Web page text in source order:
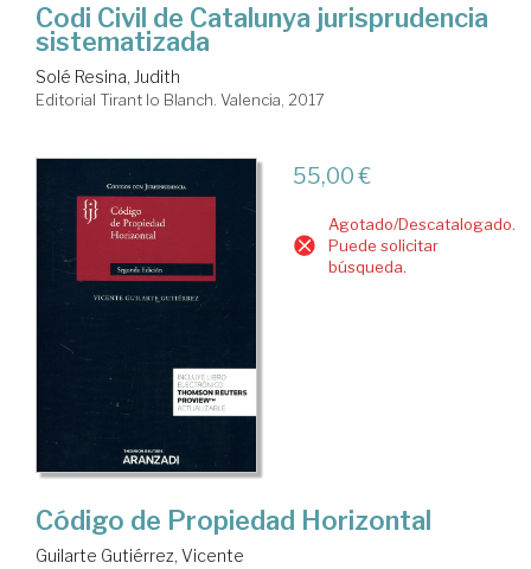
Codi Civil de Catalunya jurisprudencia
sistematizada
Solé Resina, Judith
Editorial Tirant lo Blanch. Valencia, 2017
55,00 €
Agotado/Descatalogado.
Puede solicitar
búsqueda.
Código de Propiedad Horizontal
Guilarte Gutiérrez, Vicente